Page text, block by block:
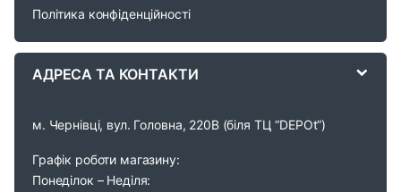
Політика конфіденційності
АДРЕСА ТА КОНТАКТИ
м. Чернівці, вул. Головна, 220В (біля ТЦ “DEPOt”)
Графік роботи магазину:
Понеділок – Неділя: